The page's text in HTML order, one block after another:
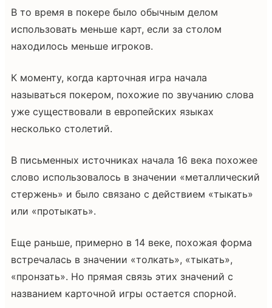
В то время в покере было обычным делом
использовать меньше карт, если за столом
находилось меньше игроков.
К моменту, когда карточная игра начала
называться покером, похожие по звучанию слова
уже существовали в европейских языках
несколько столетий.
В письменных источниках начала 16 века похожее
слово использовалось в значении «металлический
стержень» и было связано с действием «тыкать»
или «протыкать».
Еще раньше, примерно в 14 веке, похожая форма
встречалась в значении «толкать», «тыкать»,
«пронзать». Но прямая связь этих значений с
названием карточной игры остается спорной.